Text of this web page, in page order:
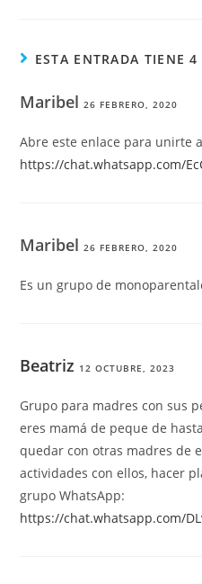
ESTA ENTRADA TIENE
Maribel26 FEBRERO, 2020
Abre este enlace para unirte
https://chat.whatsapp.com/
Maribel26 FEBRERO, 2020
Es un grupo de
Beatriz 12 OCTUBRE, 2023
Grupo para madres con sus
eres mamá de peque de
quedar con otras madres de
actividades con ellos, hacer
grupo WhatsApp:
https://chat.whatsapp.com/